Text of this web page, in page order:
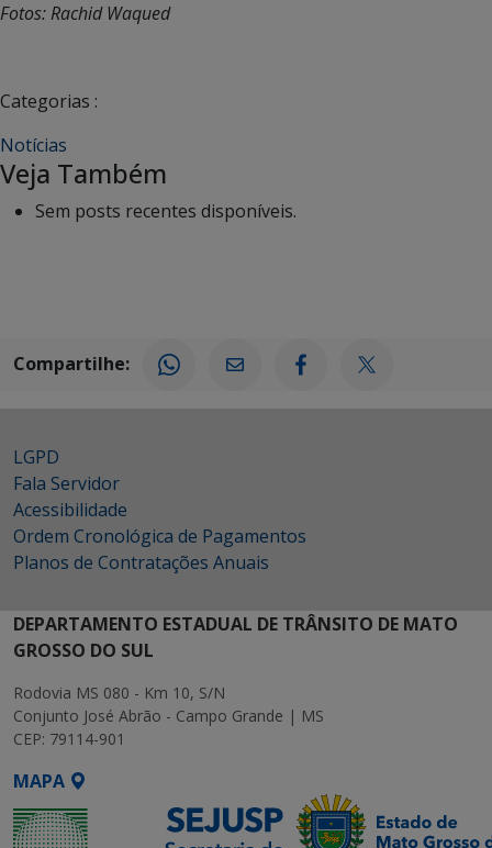
Fotos: Rachid Waqued
Categorias :
Notícias
Veja Também
Sem posts recentes disponíveis.
Compartilhe:
LGPD
Fala Servidor
Acessibilidade
Ordem Cronológica de Pagamentos
Planos de Contratações Anuais
DEPARTAMENTO ESTADUAL DE TRÂNSITO DE MATO
GROSSO DO SUL
Rodovia MS 080 - Km 10, S/N
Conjunto José Abrão - Campo Grande | MS
CEP: 79114-901
MAPA